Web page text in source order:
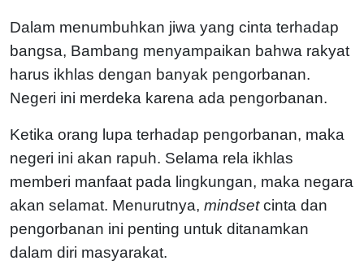
Dalam menumbuhkan jiwa yang cinta terhadap
bangsa, Bambang menyampaikan bahwa rakyat
harus ikhlas dengan banyak pengorbanan.
Negeri ini merdeka karena ada pengorbanan.
Ketika orang lupa terhadap pengorbanan, maka
negeri ini akan rapuh. Selama rela ikhlas
memberi manfaat pada lingkungan, maka negara
akan selamat. Menurutnya, mindsetcinta dan
pengorbanan ini penting untuk ditanamkan
dalam diri masyarakat.